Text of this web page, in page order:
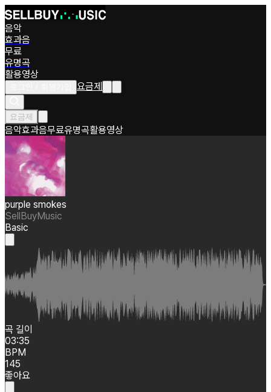
음악
효과음
무료
유명곡
활용영상
요금제
요금제
음악효과음무료유명곡활용영상
purple smokes
SellBuyMusic
Basic
곡 길이
03:35
BPM
145
좋아요